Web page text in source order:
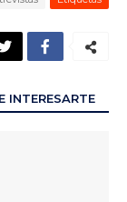
INTERESARTE